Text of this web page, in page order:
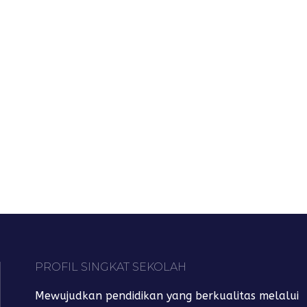
PROFIL SINGKAT SEKOLAH
Mewujudkan pendidikan yang berkualitas melalui